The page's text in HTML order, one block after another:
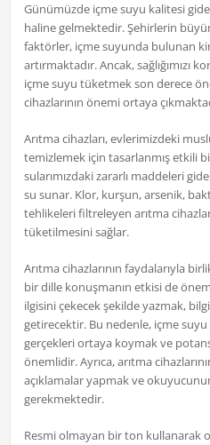
Günümüzde içme suyu kalitesi
haline gelmektedir. Şehirlerin
faktörler, içme suyunda bulunan
artırmaktadır. Ancak, sağlığımızı
içme suyu tüketmek son derece
cihazlarının önemi ortaya
Arıtma cihazları, evlerimizdeki
temizlemek için tasarlanmış etkili
sularımızdaki zararlı maddeleri
su sunar. Klor, kurşun, arsenik,
tehlikeleri filtreleyen arıtma
tüketilmesini sağlar.
Arıtma cihazlarının faydalarıyla
bir dille konuşmanın etkisi de
ilgisini çekecek şekilde yazmak,
getirecektir. Bu nedenle, içme suyu
gerçekleri ortaya koymak ve
önemlidir. Ayrıca, arıtma
açıklamalar yapmak ve
gerekmektedir.
Resmi olmayan bir ton kullanarak